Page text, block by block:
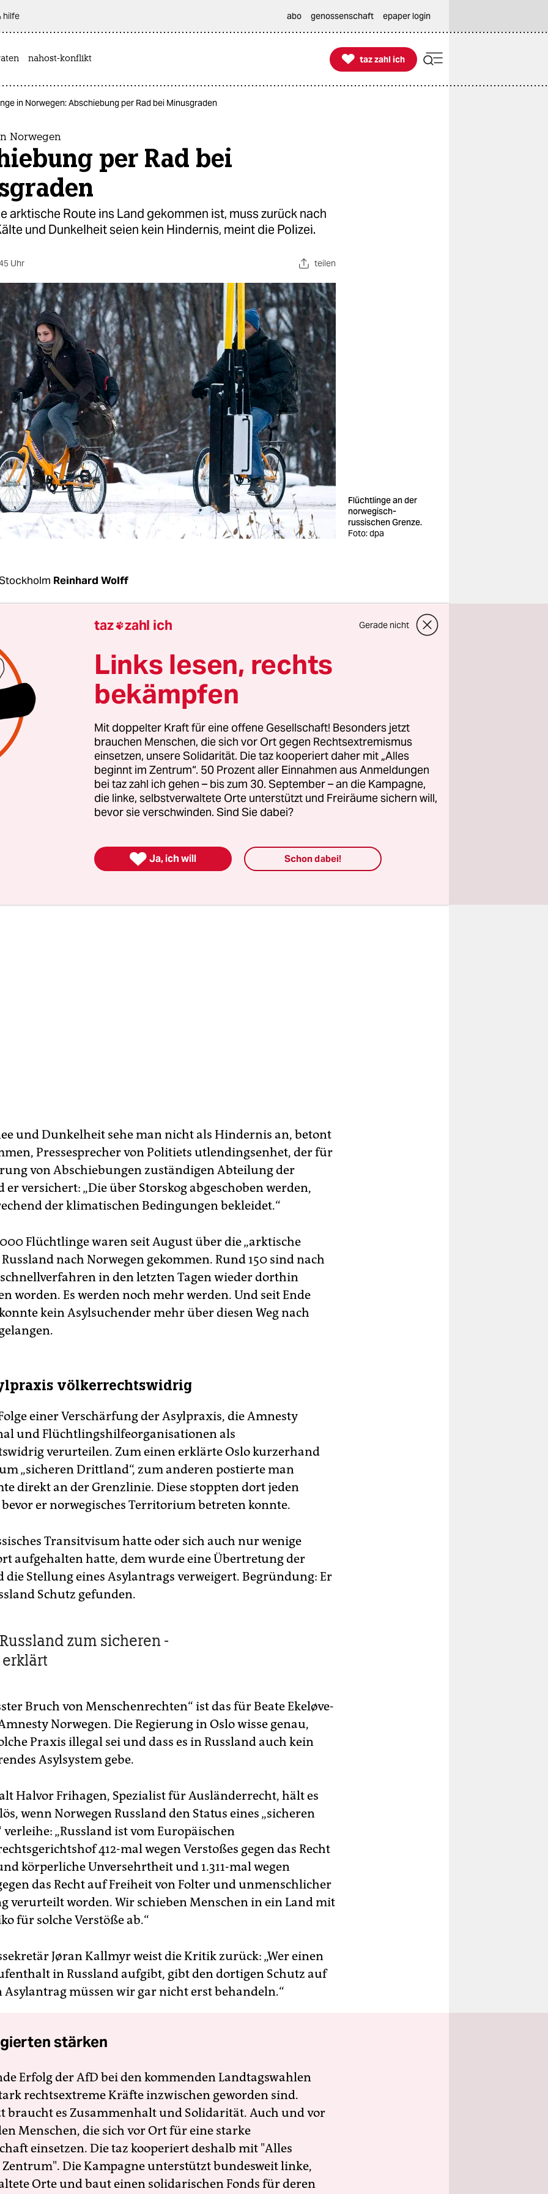
hilfe abo genossenschaft epaper login
nahost-konflikt 
taz zahl ich
taz zahl ich
in Norwegen: Abschiebung per Rad bei Minusgraden
Norwegen
per Rad bei
arktische Route ins Land gekommen ist, muss zurück nach
und Dunkelheit seien kein Hindernis, meint die Polizei.
Uhr teilen
Flüchtlinge an der
norwegisch-
russischen Grenze.
Foto: dpa
Reinhard Wolff
Schnee fällt und das Thermometer zeigt 17
null. Die norwegische Polizei schiebt an Europas
Grenzstation, dem nahe dem nordnorwegischen Kirkenes
eine Flüchtlingsfamilie mit Kindern nach
Jeder bekommt ein Fahrrad ausgehändigt. Es wird davon
dass sie es damit irgendwie in die nächstgelegene
Nikel schaffen. Die liegt 40 Kilometer vom
entfernt.
erscheinende NetzpublikationThe Independent
schildert diese Szenevom vergangenen Samstag. Sie
Weg nach Russland ab, auf dem sie vor einigen Wochen
sind: per Fahrrad, weil die Grenze dort zu Fuß
und Dunkelheit sehe man nicht als Hindernis an, betont
Pressesprecher von Politiets utlendingsenhet, der für
von Abschiebungen zuständigen Abteilung der
er versichert: „Die über Storskog abgeschoben werden,
der klimatischen Bedingungen bekleidet.“
Flüchtlinge waren seit August über die „arktische
Russland nach Norwegen gekommen. Rund 150 sind nach
in den letzten Tagen wieder dorthin
worden. Es werden noch mehr werden. Und seit Ende
kein Asylsuchender mehr über diesen Weg nach
völkerrechtswidrig
einer Verschärfung der Asylpraxis, die Amnesty
und Flüchtlingshilfeorganisationen als
verurteilen. Zum einen erklärte Oslo kurzerhand
„sicheren Drittland“, zum anderen postierte man
direkt an der Grenzlinie. Diese stoppten dort jeden
bevor er norwegisches Territorium betreten konnte.
Transitvisum hatte oder sich auch nur wenige
aufgehalten hatte, dem wurde eine Übertretung der
die Stellung eines Asylantrags verweigert. Begründung: Er
Schutz gefunden.
zum sicheren
Bruch von Menschenrechten“ ist das für Beate Ekeløve-
Norwegen. Die Regierung in Oslo wisse genau,
Praxis illegal sei und dass es in Russland auch kein
Asylsystem gebe.
Halvor Frihagen, Spezialist für Ausländerrecht, hält es
wenn Norwegen Russland den Status eines „sicheren
„Russland ist vom Europäischen
412-mal wegen Verstoßes gegen das Recht
körperliche Unversehrtheit und 1.311-mal wegen
das Recht auf Freiheit von Folter und unmenschlicher
verurteilt worden. Wir schieben Menschen in ein Land mit
für solche Verstöße ab.“
Jøran Kallmyr weist die Kritik zurück: „Wer einen
in Russland aufgibt, gibt den dortigen Schutz auf
Asylantrag müssen wir gar nicht erst behandeln.“
stärken
Erfolg der AfD bei den kommenden Landtagswahlen
rechtsextreme Kräfte inzwischen geworden sind.
braucht es Zusammenhalt und Solidarität. Auch und vor
Menschen, die sich vor Ort für eine starke
einsetzen. Die taz kooperiert deshalb mit "Alles
Die Kampagne unterstützt bundesweit linke,
Orte und baut einen solidarischen Fonds für deren
taz zahl ich Gerade nicht
Links lesen, rechts
bekämpfen
Mit doppelter Kraft für eine offene Gesellschaft! Besonders jetzt
brauchen Menschen, die sich vor Ort gegen Rechtsextremismus
einsetzen, unsere Solidarität. Die taz kooperiert daher mit „Alles
beginnt im Zentrum“. 50 Prozent aller Einnahmen aus Anmeldungen
bei taz zahl ich gehen – bis zum 30. September – an die Kampagne,
die linke, selbstverwaltete Orte unterstützt und Freiräume sichern will,
bevor sie verschwinden. Sind Sie dabei?
 Ja, ich will Schon dabei!